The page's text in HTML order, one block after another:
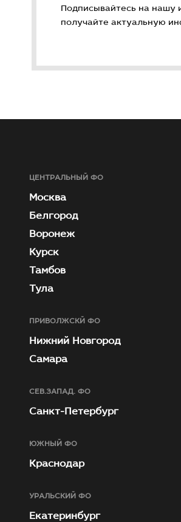
Подписывайтесь на
получайте актуальную
ЦЕНТРАЛЬНЫЙ ФО
Москва
Белгород
Воронеж
Курск
Тамбов
Тула
ПРИВОЛЖСКЙ ФО
Нижний Новгород
Самара
СЕВ.ЗАПАД. ФО
Санкт-Петербург
ЮЖНЫЙ ФО
Краснодар
УРАЛЬСКИЙ ФО
Екатеринбург